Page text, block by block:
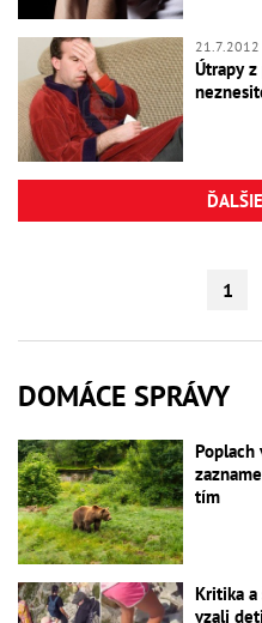
Útrapy
1
DOMÁCE SPRÁVY
Poplach
tím
Kritika a
vzali